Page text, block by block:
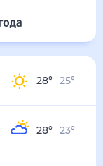
28° 25°
28° 23°